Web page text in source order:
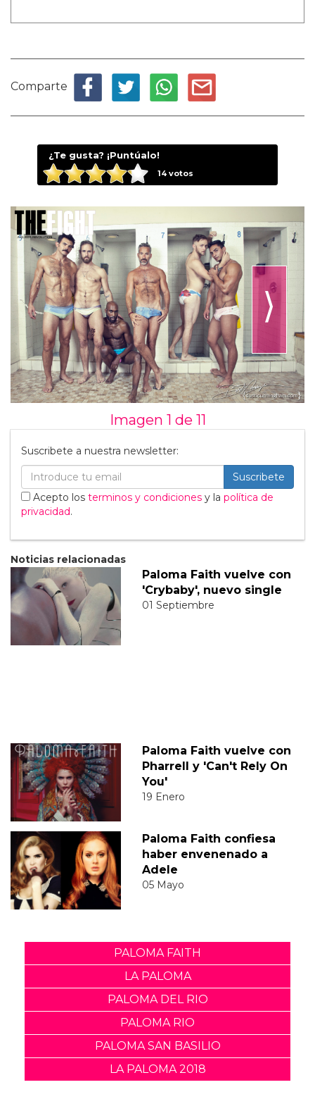
Comparte
¿Te gusta? ¡Puntúalo!
14votos
⟩
Imagen 1 de 11
Suscribete a nuestra newsletter:
Suscribete
Acepto los terminos y condiciones y la política de
privacidad.
Noticias relacionadas
Paloma Faith vuelve con
'Crybaby', nuevo single
01 Septiembre
Paloma Faith vuelve con
Pharrell y 'Can't Rely On
You'
19 Enero
Paloma Faith confiesa
haber envenenado a
Adele
05 Mayo
PALOMA FAITH
LA PALOMA
PALOMA DEL RIO
PALOMA RIO
PALOMA SAN BASILIO
LA PALOMA 2018